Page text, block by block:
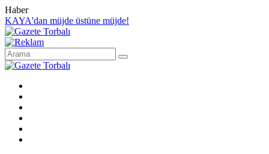
Haber
KAYA'dan müjde üstüne müjde!